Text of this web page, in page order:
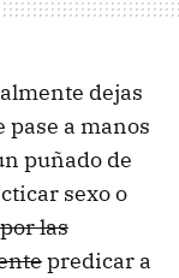
dejas
a manos
puñado de
sexo o
las
predicar a